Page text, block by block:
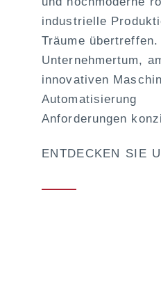
industrielle
Träume
Unternehmertum,
innovativen
Automatisierung
Anforderungen
ENTDECKEN SIE